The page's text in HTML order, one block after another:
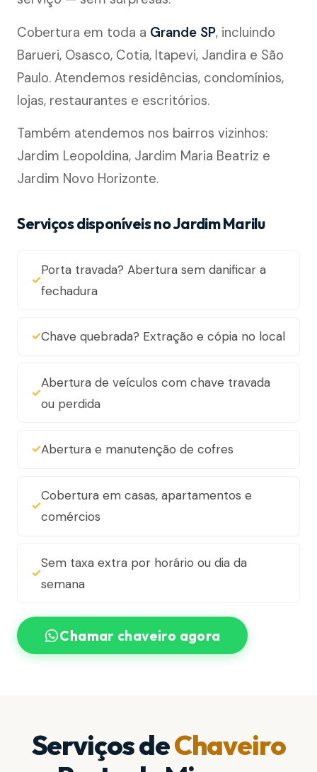
Cobertura em toda a Grande SP, incluindo
Barueri, Osasco, Cotia, Itapevi, Jandira e São
Paulo. Atendemos residências, condomínios,
lojas, restaurantes e escritórios.
Também atendemos nos bairros vizinhos:
Jardim Leopoldina, Jardim Maria Beatriz e
Jardim Novo Horizonte.
Serviços disponíveis no Jardim Marilu
Porta travada? Abertura sem danificar a
fechadura
Chave quebrada? Extração e cópia no local
Abertura de veículos com chave travada
ou perdida
Abertura e manutenção de cofres
Cobertura em casas, apartamentos e
comércios
Sem taxa extra por horário ou dia da
semana
Chamar chaveiro agora
Serviços deChaveiro